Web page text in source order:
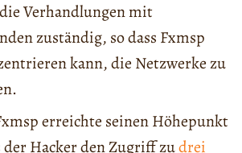
Verhandlungen mit
zuständig, so dass Fxmsp
kann, die Netzwerke zu
erreichte seinen Höhepunkt
der Hacker den Zugriff zudrei